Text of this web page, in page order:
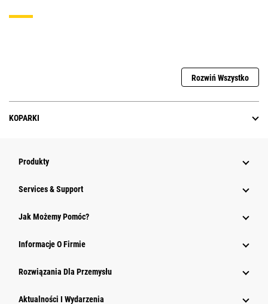
Rozwiń Wszystko
KOPARKI
Produkty
Services & Support
Jak Możemy Pomóc?
Informacje O Firmie
Rozwiązania Dla Przemysłu
Aktualności I Wydarzenia